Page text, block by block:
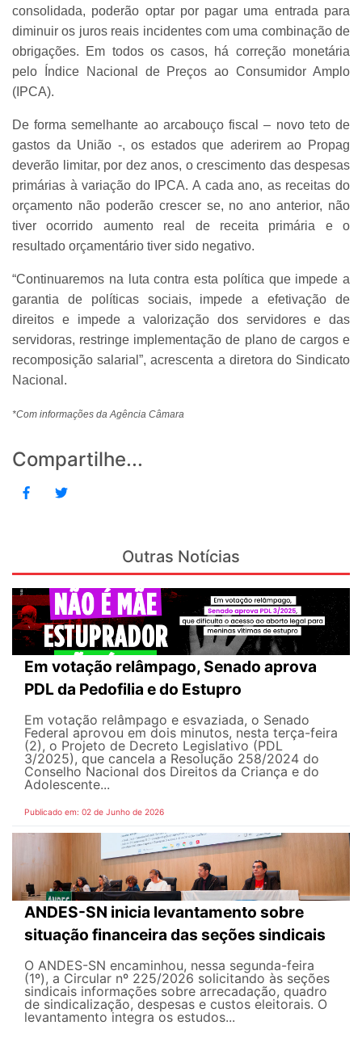
consolidada, poderão optar por pagar uma entrada para
diminuir os juros reais incidentes com uma combinação de
obrigações. Em todos os casos, há correção monetária
pelo Índice Nacional de Preços ao Consumidor Amplo
(IPCA).
De forma semelhante ao arcabouço fiscal – novo teto de
gastos da União -, os estados que aderirem ao Propag
deverão limitar, por dez anos, o crescimento das despesas
primárias à variação do IPCA. A cada ano, as receitas do
orçamento não poderão crescer se, no ano anterior, não
tiver ocorrido aumento real de receita primária e o
resultado orçamentário tiver sido negativo.
“Continuaremos na luta contra esta política que impede a
garantia de políticas sociais, impede a efetivação de
direitos e impede a valorização dos servidores e das
servidoras, restringe implementação de plano de cargos e
recomposição salarial”, acrescenta a diretora do Sindicato
Nacional.
*Com informações da Agência Câmara
Compartilhe...
Outras Notícias
Em votação relâmpago, Senado aprova
PDL da Pedofilia e do Estupro
Em votação relâmpago e esvaziada, o Senado
Federal aprovou em dois minutos, nesta terça-feira
(2), o Projeto de Decreto Legislativo (PDL
3/2025), que cancela a Resolução 258/2024 do
Conselho Nacional dos Direitos da Criança e do
Adolescente...
Publicado em: 02 de Junho de 2026
ANDES-SN inicia levantamento sobre
situação financeira das seções sindicais
O ANDES-SN encaminhou, nessa segunda-feira
(1º), a Circular nº 225/2026 solicitando às seções
sindicais informações sobre arrecadação, quadro
de sindicalização, despesas e custos eleitorais. O
levantamento integra os estudos...